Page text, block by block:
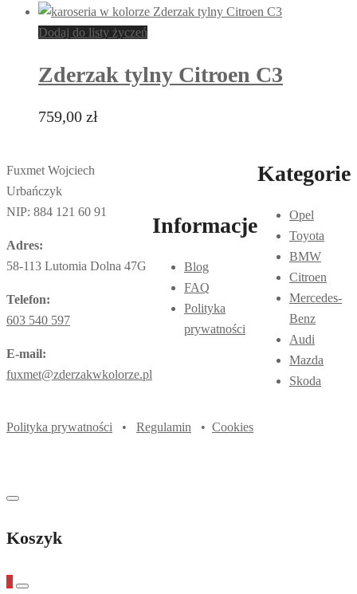
Dodaj do listy życzeń
Zderzak tylny Citroen C3
759,00 zł
Fuxmet Wojciech
Urbańczyk
NIP: 884 121 60 91
Adres:
58-113 Lutomia Dolna 47G
Telefon:
603 540 597
E-mail:
fuxmet@zderzakwkolorze.pl
Informacje
Blog
FAQ
Polityka
prywatności
Kategorie
Opel
Toyota
BMW
Citroen
Mercedes-
Benz
Audi
Mazda
Skoda
Polityka prywatności • Regulamin • Cookies
Koszyk
0